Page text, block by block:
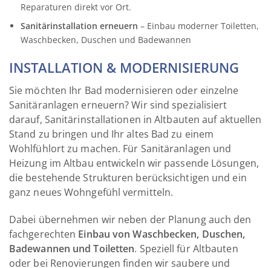
Reparaturen direkt vor Ort.
Sanitärinstallation erneuern – Einbau moderner Toiletten,
Waschbecken, Duschen und Badewannen
INSTALLATION & MODERNISIERUNG
Sie möchten Ihr Bad modernisieren oder einzelne
Sanitäranlagen erneuern? Wir sind spezialisiert
darauf, Sanitärinstallationen in Altbauten auf aktuellen
Stand zu bringen und Ihr altes Bad zu einem
Wohlfühlort zu machen. Für Sanitäranlagen und
Heizung im Altbau entwickeln wir passende Lösungen,
die bestehende Strukturen berücksichtigen und ein
ganz neues Wohngefühl vermitteln.
Dabei übernehmen wir neben der Planung auch den
fachgerechten Einbau von Waschbecken, Duschen,
Badewannen und Toiletten. Speziell für Altbauten
oder bei Renovierungen finden wir saubere und